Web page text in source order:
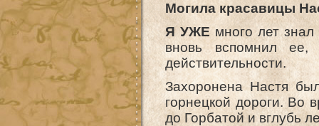
Могила красавицы
Я УЖЕ много лет знал
вновь вспомнил
действительности.
Захоронена Настя
горнецкой дороги. Во
до Горбатой и вглубь